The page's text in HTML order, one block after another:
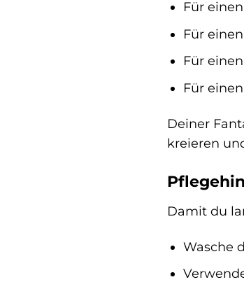
Für
Für
Für
Für
Deiner
kreieren
Damit du
Wasche